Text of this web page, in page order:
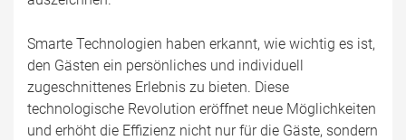
Smarte Technologien haben erkannt, wie wichtig es ist,
den Gästen ein persönliches und individuell
zugeschnittenes Erlebnis zu bieten. Diese
technologische Revolution eröffnet neue Möglichkeiten
und erhöht die Effizienz nicht nur für die Gäste, sondern